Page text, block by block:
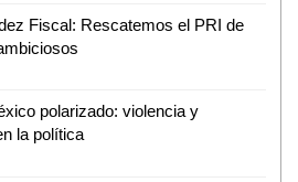
Fiscal: Rescatemos el PRI de
polarizado: violencia y
la política